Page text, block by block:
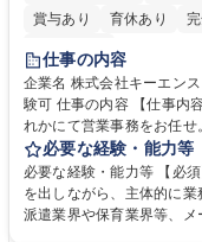
賞与あり
育休あり
土日祝休み
仕事の内容
企業名 株式会社キーエンス 求人名 【大阪・京都・滋賀】営業事務 ※未
験可 仕事の内容 【仕事内容】大阪営業所、京都営業所、滋賀営業所いず
れかにて営業事務をお任
の作成・カタログ送付・来
善をお任せ。 【教育制度】ご入社後、育成担当とペアになりながらOJTに
て業務を覚えていただく
れているため、スムーズ
必要な経験・能力等
必要な経験・能力等 【必
を出しながら、主体的に
派遣業界や保育業界等、